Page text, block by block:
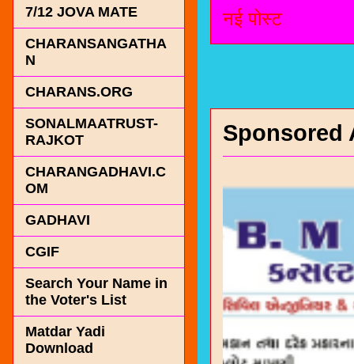
नई पोस्ट
Sponsored
7/12 JOVA MATE
CHARANSANGATHA
N
CHARANS.ORG
SONALMAATRUST-
RAJKOT
CHARANGADHAVI.C
OM
GADHAVI
CGIF
Search Your Name in
the Voter's List
Matdar Yadi
Download